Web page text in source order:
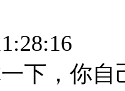
下，你自